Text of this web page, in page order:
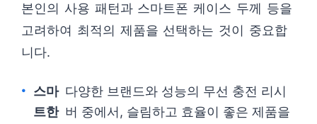
본인의 사용 패턴과 스마트폰 케이스 두께 등을
고려하여 최적의 제품을 선택하는 것이 중요합
니다.
스마
트한
다양한 브랜드와 성능의 무선 충전 리시
버 중에서, 슬림하고 효율이 좋은 제품을